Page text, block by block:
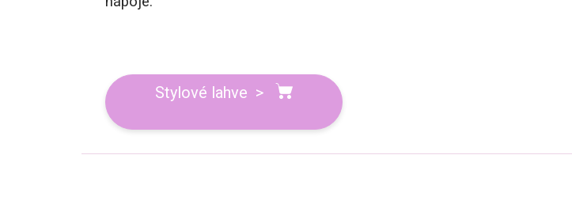
Stylové lahve >